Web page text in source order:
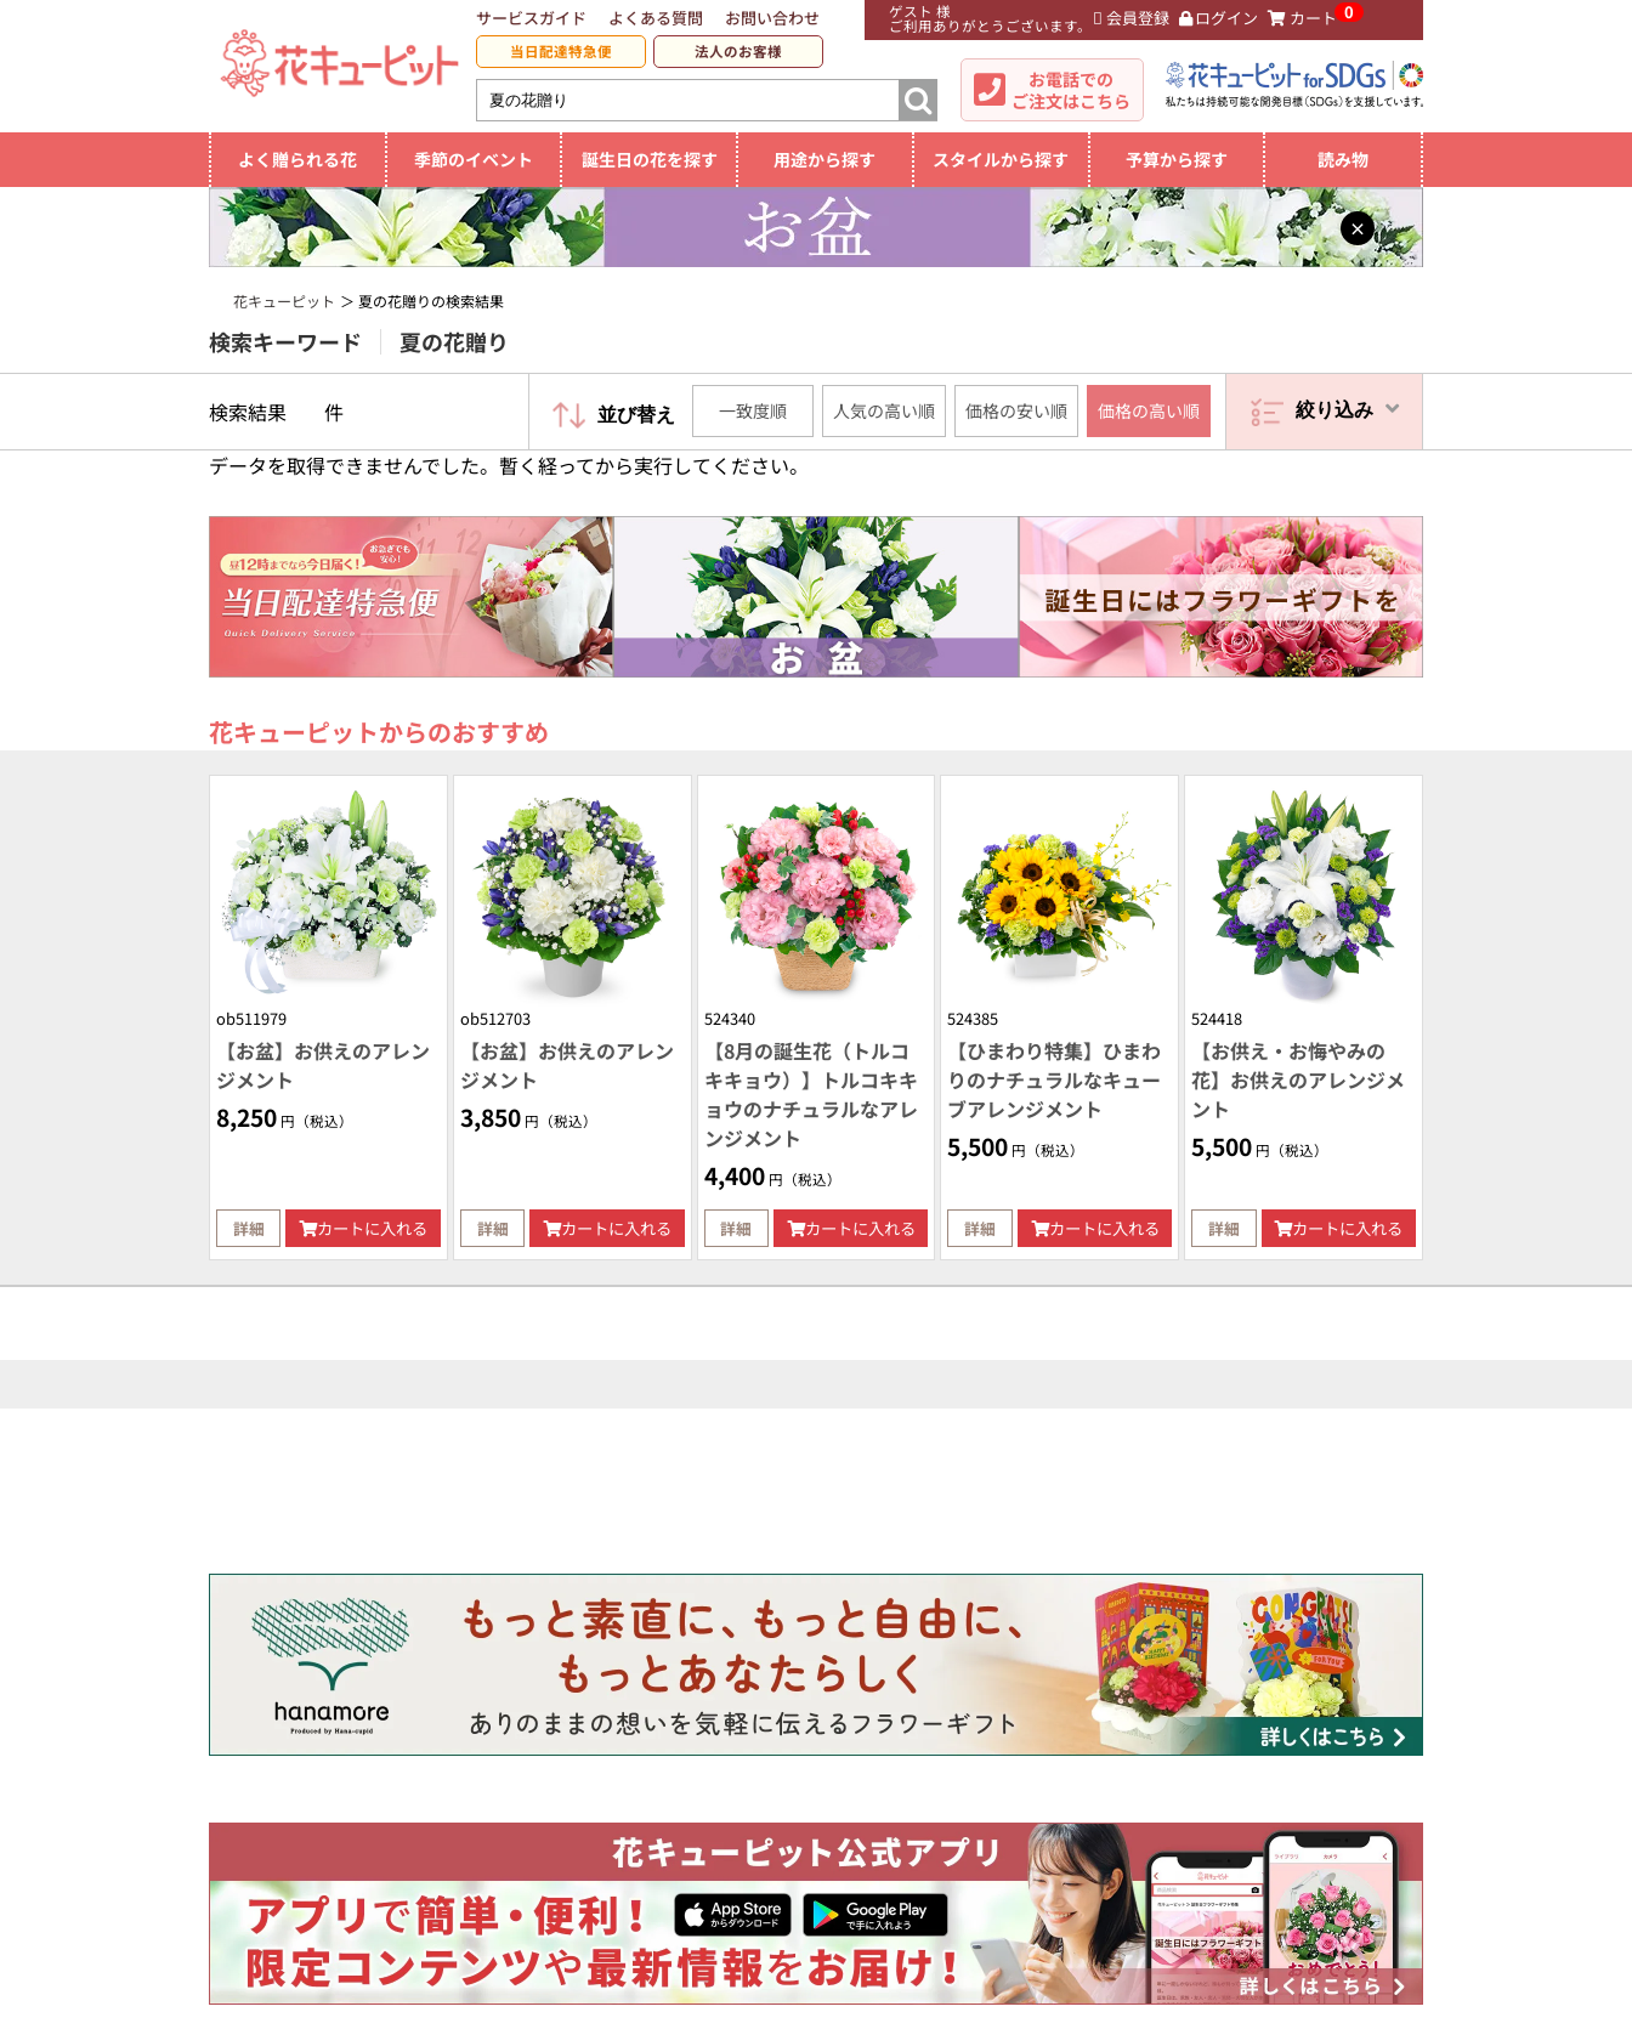
ゲスト 様
ご利用ありがとうございます。 会員登録 ログイン カート 0
サービスガイド よくある質問 お問い合わせ
当日配達特急便 法人のお客様
お電話での
ご注文はこちら
よく贈られる花 季節のイベント 誕生日の花を探す 用途から探す スタイルから探す 予算から探す 読み物
×
花キューピット 夏の花贈りの検索結果
検索キーワード 夏の花贈り
検索結果 件 並び替え 一致度順 人気の高い順 価格の安い順 価格の高い順 絞り込み
データを取得できませんでした。暫く経ってから実行してください。
花キューピットからのおすすめ
ob511979
【お盆】お供えのアレン
ジメント
8,250 円（税込）
詳細 カートに入れる
ob512703
【お盆】お供えのアレン
ジメント
3,850 円（税込）
詳細 カートに入れる
524340
【8月の誕生花（トルコ
キキョウ）】トルコキキ
ョウのナチュラルなアレ
ンジメント
4,400 円（税込）
詳細 カートに入れる
524385
【ひまわり特集】ひまわ
りのナチュラルなキュー
ブアレンジメント
5,500 円（税込）
詳細 カートに入れる
524418
【お供え・お悔やみの
花】お供えのアレンジメ
ント
5,500 円（税込）
詳細 カートに入れる